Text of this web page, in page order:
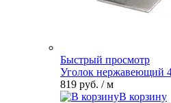
Быстрый просмотр
Уголок нержавеющий
819 руб. / м
В корзину